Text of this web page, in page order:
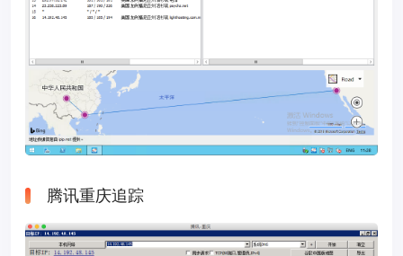
腾讯重庆追踪